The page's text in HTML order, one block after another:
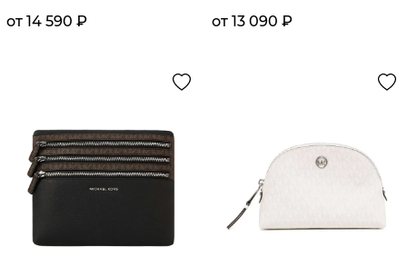
от 14 590 ₽ от 13 090 ₽